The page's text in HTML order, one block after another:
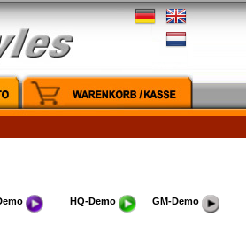
HQ-Demo GM-Demo